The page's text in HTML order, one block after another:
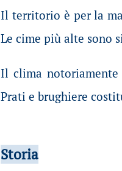
Il territorio è per la
Le cime più alte sono
Il clima
Prati e brughiere
Storia